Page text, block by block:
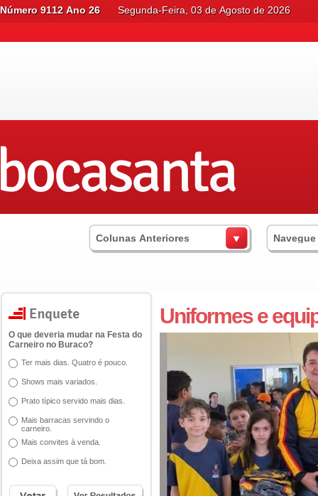
Número 9112 Ano 26 Segunda-Feira, 03 de Agosto de 2026
Colunas Anteriores
O que deveria mudar na Festa do
Carneiro no Buraco?
Ter mais dias. Quatro é pouco.
Shows mais variados.
Prato típico servido mais dias.
Mais barracas servindo o
carneiro.
Mais convites à venda.
Deixa assim que tá bom.
Uniformes e